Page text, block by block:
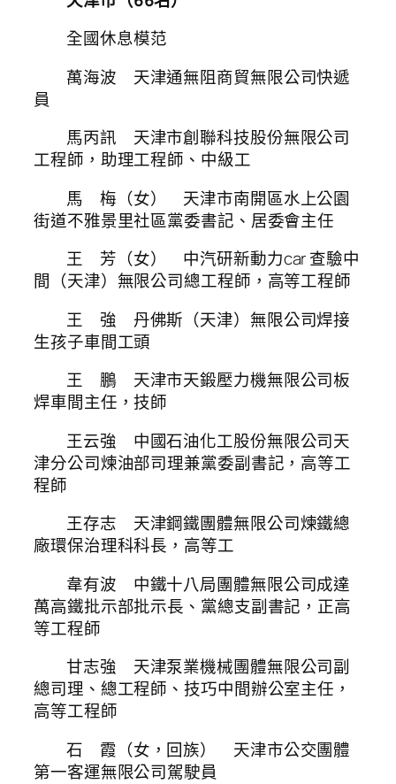
全國休息模范
萬海波 天津通無阻商貿無限公司快遞
員
馬丙訊 天津市創聯科技股份無限公司
工程師，助理工程師、中級工
馬 梅（女） 天津市南開區水上公園
街道不雅景里社區黨委書記、居委會主任
王 芳（女） 中汽研新動力car 查驗中
間（天津）無限公司總工程師，高等工程師
王 強 丹佛斯（天津）無限公司焊接
生孩子車間工頭
王 鵬 天津市天鍛壓力機無限公司板
焊車間主任，技師
王云強 中國石油化工股份無限公司天
津分公司煉油部司理兼黨委副書記，高等工
程師
王存志 天津鋼鐵團體無限公司煉鐵總
廠環保治理科科長，高等工
韋有波 中鐵十八局團體無限公司成達
萬高鐵批示部批示長、黨總支副書記，正高
等工程師
甘志強 天津泵業機械團體無限公司副
總司理、總工程師、技巧中間辦公室主任，
高等工程師
石 霞（女，回族） 天津市公交團體
第一客運無限公司駕駛員